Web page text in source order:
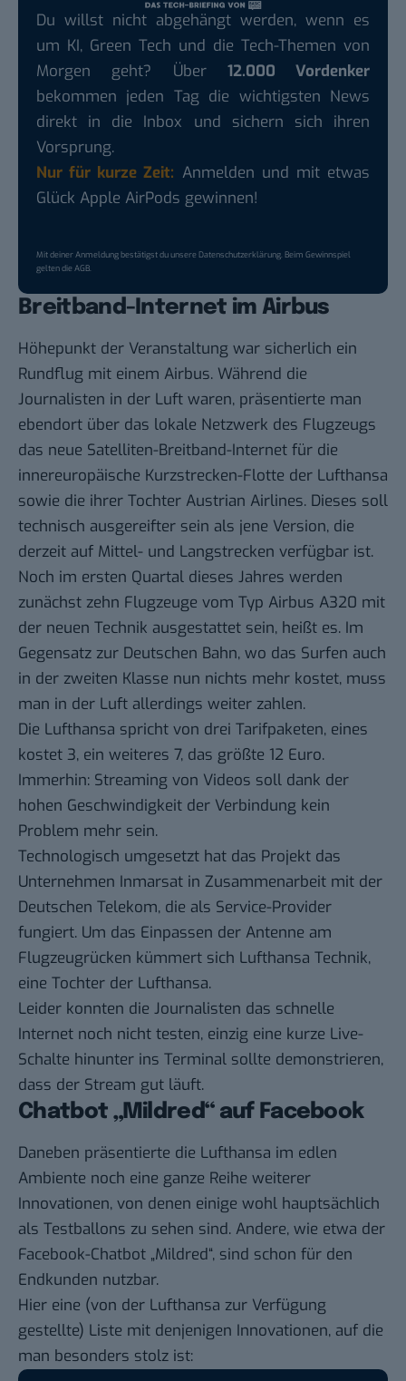
Du willst nicht abgehängt werden, wenn es
um KI, Green Tech und die Tech-Themen von
Morgen geht? Über 12.000 Vordenker
bekommen jeden Tag die wichtigsten News
direkt in die Inbox und sichern sich ihren
Vorsprung.
Nur für kurze Zeit: Anmelden und mit etwas
Glück Apple AirPods gewinnen!
Mit deiner Anmeldung bestätigst du unsereDatenschutzerklärung. Beim Gewinnspiel
gelten dieAGB.
Breitband-Internet im Airbus
Höhepunkt der Veranstaltung war sicherlich ein
Rundflug mit einem Airbus. Während die
Journalisten in der Luft waren, präsentierte man
ebendort über das lokale Netzwerk des Flugzeugs
das neue Satelliten-Breitband-Internet für die
innereuropäische Kurzstrecken-Flotte der Lufthansa
sowie die ihrer Tochter Austrian Airlines. Dieses soll
technisch ausgereifter sein als jene Version, die
derzeit auf Mittel- und Langstrecken verfügbar ist.
Noch im ersten Quartal dieses Jahres werden
zunächst zehn Flugzeuge vom Typ Airbus A320 mit
der neuen Technik ausgestattet sein, heißt es. Im
Gegensatz zur Deutschen Bahn, wo das Surfen auch
in der zweiten Klasse nun nichts mehr kostet, muss
man in der Luft allerdings weiter zahlen.
Die Lufthansa spricht von drei Tarifpaketen, eines
kostet 3, ein weiteres 7, das größte 12 Euro.
Immerhin: Streaming von Videos soll dank der
hohen Geschwindigkeit der Verbindung kein
Problem mehr sein.
Technologisch umgesetzt hat das Projekt das
Unternehmen Inmarsat in Zusammenarbeit mit der
Deutschen Telekom, die als Service-Provider
fungiert. Um das Einpassen der Antenne am
Flugzeugrücken kümmert sich Lufthansa Technik,
eine Tochter der Lufthansa.
Leider konnten die Journalisten das schnelle
Internet noch nicht testen, einzig eine kurze Live-
Schalte hinunter ins Terminal sollte demonstrieren,
dass der Stream gut läuft.
Chatbot „Mildred“ auf Facebook
Daneben präsentierte die Lufthansa im edlen
Ambiente noch eine ganze Reihe weiterer
Innovationen, von denen einige wohl hauptsächlich
als Testballons zu sehen sind. Andere, wie etwa der
Facebook-Chatbot „Mildred“, sind schon für den
Endkunden nutzbar.
Hier eine (von der Lufthansa zur Verfügung
gestellte) Liste mit denjenigen Innovationen, auf die
man besonders stolz ist: